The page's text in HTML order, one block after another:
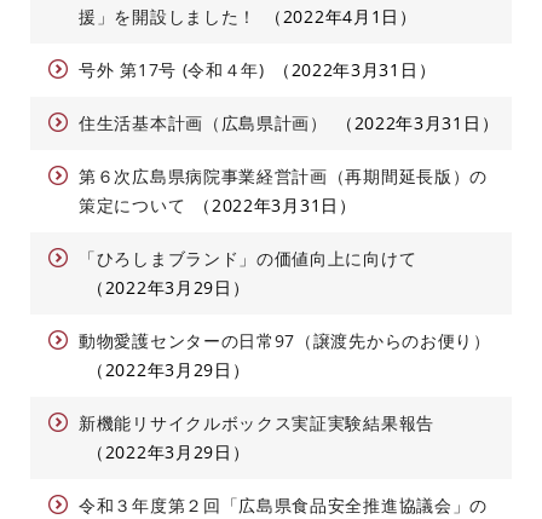
援」を開設しました！
2022年4月1日
号外 第17号 (令和４年) 2022年3月31日
住生活基本計画（広島県計画） 2022年3月31日
第６次広島県病院事業経営計画（再期間延長版）の
策定について
2022年3月31日
「ひろしまブランド」の価値向上に向けて
2022年3月29日
動物愛護センターの日常97（譲渡先からのお便り）
2022年3月29日
新機能リサイクルボックス実証実験結果報告
2022年3月29日
令和３年度第２回「広島県食品安全推進協議会」の